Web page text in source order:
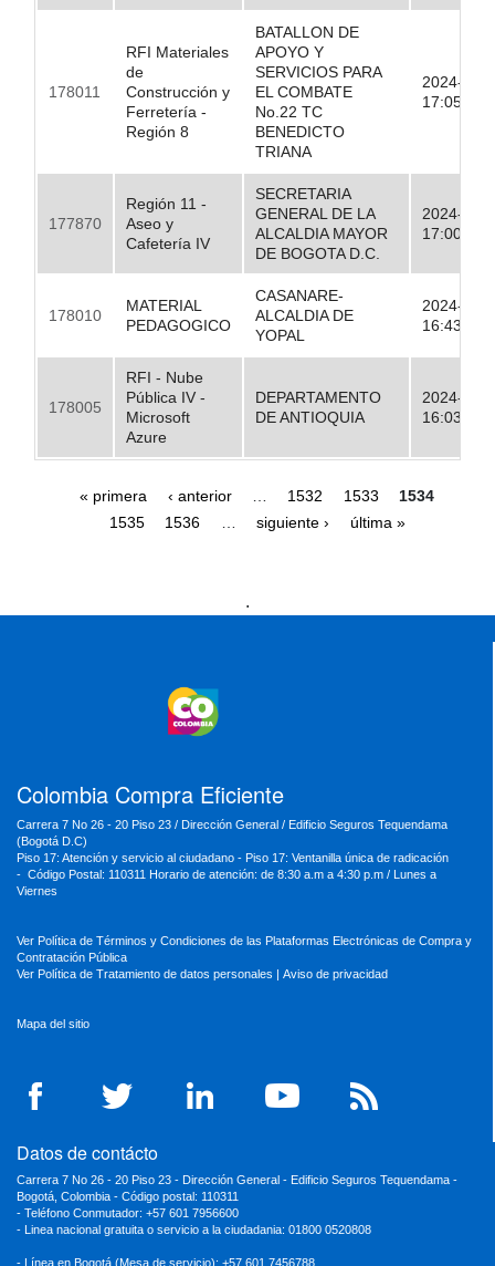
178011
RFI Materiales
de
Construcción y
Ferretería -
Región 8
BATALLON DE
APOYO Y
SERVICIOS PARA
EL COMBATE
No.22 TC
BENEDICTO
TRIANA
2024-09-
177870
Región 11 -
Aseo y
Cafetería IV
SECRETARIA
GENERAL DE LA
ALCALDIA MAYOR
DE BOGOTA D.C.
2024-09-
178010
MATERIAL
PEDAGOGICO
CASANARE-
ALCALDIA DE
YOPAL
2024-09-
178005
RFI - Nube
Pública IV -
Microsoft
Azure
DEPARTAMENTO
DE ANTIOQUIA
2024-09-
Páginas« primera ‹ anterior 1532 1533
1534
1535
1536 siguiente › última »
MinRelaciones
MinHacienda
.
Colombia Compra Eficiente
Carrera 7 No 26 - 20 Piso 23 / Dirección General / Edificio Seguros Tequendama
(Bogotá D.C)
Piso 17: Atención y servicio al ciudadano - Piso 17: Ventanilla única de radicación
- Código Postal: 110311 Horario de atención: de 8:30 a.m a 4:30 p.m / Lunes a
Viernes
Ver Política de Términos y Condiciones de las Plataformas Electrónicas de Compra y
Contratación Pública
Ver Política de Tratamiento de datos personales | Aviso de privacidad
Mapa del sitio
Datos de contácto
Carrera 7 No 26 - 20 Piso 23 - Dirección General - Edificio Seguros Tequendama -
Bogotá, Colombia - Código postal: 110311
- Teléfono Conmutador: +57 601 7956600
- Linea nacional gratuita o servicio a la ciudadania: 01800 0520808
- Línea en Bogotá (Mesa de servicio): +57 601 7456788